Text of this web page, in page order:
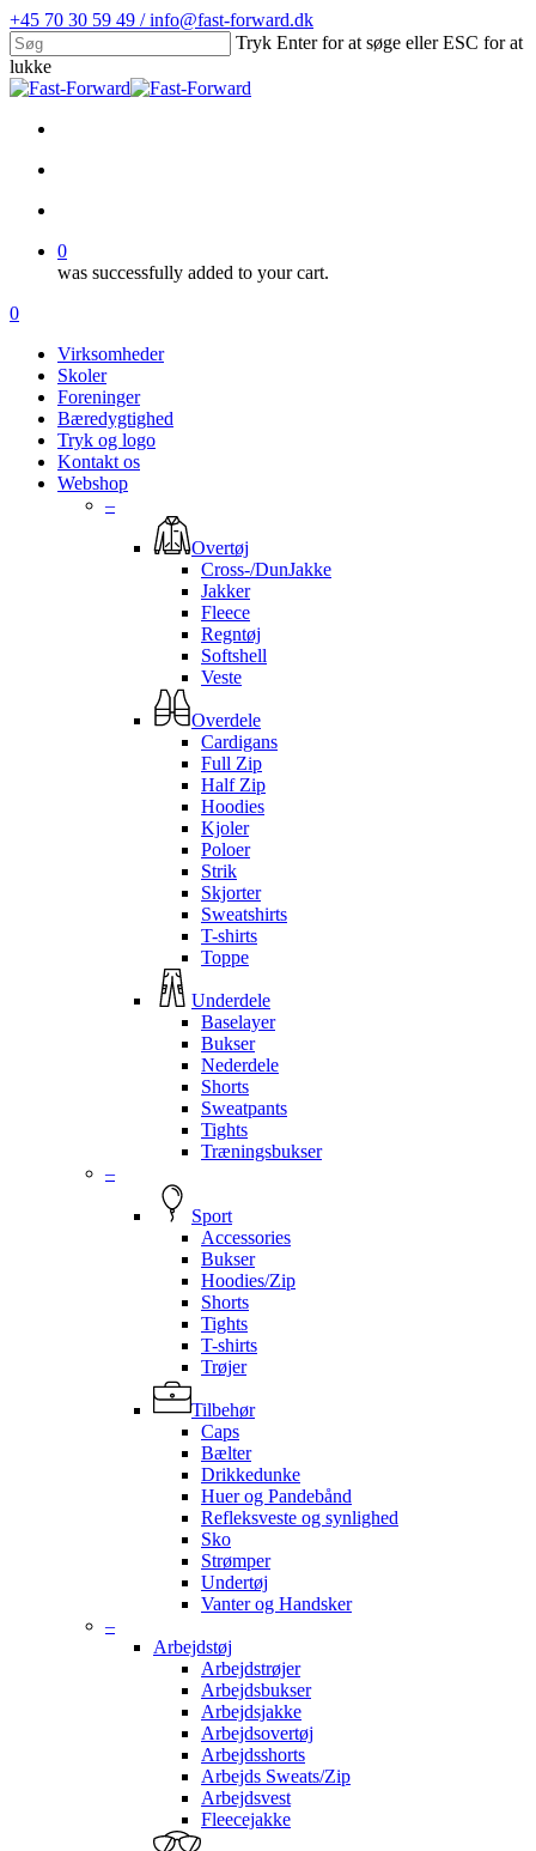
Skip
to
main
content
+45 70 30 59 49 / info@fast-forward.dk
Tryk Enter for at søge eller ESC for at
lukke
Close
0
was successfully added to your cart.
Menu
search
account
0
Virksomheder
Skoler
Foreninger
Bæredygtighed
Tryk og logo
Kontakt os
Webshop
–
Overtøj
Cross-/DunJakke
Jakker
Fleece
Regntøj
Softshell
Veste
Overdele
Cardigans
Full Zip
Half Zip
Hoodies
Kjoler
Poloer
Strik
Skjorter
Sweatshirts
T-shirts
Toppe
Underdele
Baselayer
Bukser
Nederdele
Shorts
Sweatpants
Tights
Træningsbukser
–
Sport
Accessories
Bukser
Hoodies/Zip
Shorts
Tights
T-shirts
Trøjer
Tilbehør
Caps
Bælter
Drikkedunke
Huer og Pandebånd
Refleksveste og synlighed
Sko
Strømper
Undertøj
Vanter og Handsker
–
Arbejdstøj
Arbejdstrøjer
Arbejdsbukser
Arbejdsjakke
Arbejdsovertøj
Arbejdsshorts
Arbejds Sweats/Zip
Arbejdsvest
Fleecejakke